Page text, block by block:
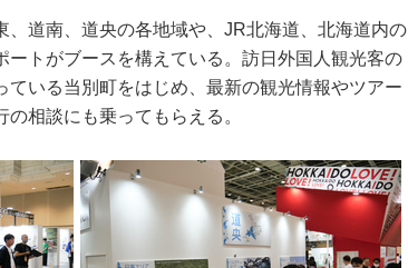
道南、道央の各地域や、JR北海道、北海道内の
ートがブースを構えている。訪日外国人観光客の
ている当別町をはじめ、最新の観光情報やツアー
相談にも乗ってもらえる。